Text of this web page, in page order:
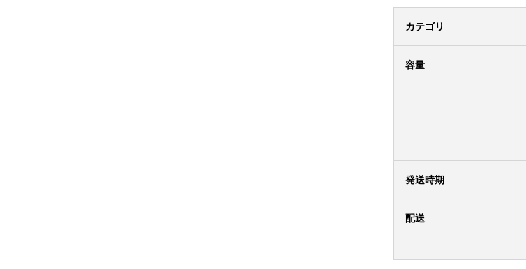
カテゴリ
容量
発送時期
配送